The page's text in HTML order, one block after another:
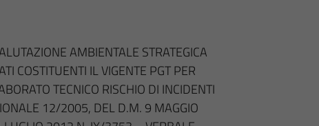
AMBIENTALE STRATEGICA
COSTITUENTI IL VIGENTE PGT PER
TECNICO RISCHIO DI INCIDENTI
12/2005, DEL D.M. 9 MAGGIO